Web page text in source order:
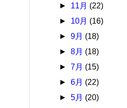
► 11月 (22)
► 10月 (16)
►9月 (18)
►8月 (18)
►7月 (15)
►6月 (22)
►5月 (20)